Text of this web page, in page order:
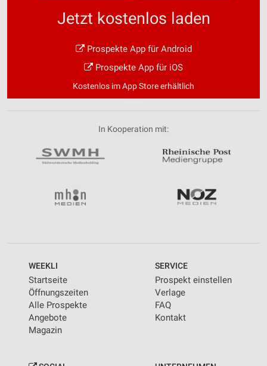
Jetzt kostenlos laden
Prospekte App für Android
Prospekte App für iOS
Kostenlos im App Store erhältlich
In Kooperation mit:
WEEKLI
Startseite
Öffnungszeiten
Alle Prospekte
Angebote
Magazin
SERVICE
Prospekt einstellen
Verlage
FAQ
Kontakt